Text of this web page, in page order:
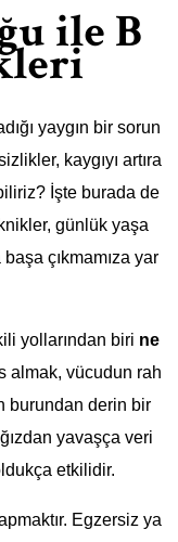
ile B
yaygın bir sorun
kaygıyı artıra
İşte burada de
günlük yaşa
başa çıkmamıza yar
yollarından biri ne
almak, vücudun rah
burundan derin bir
yavaşça veri
etkilidir.
Egzersiz ya